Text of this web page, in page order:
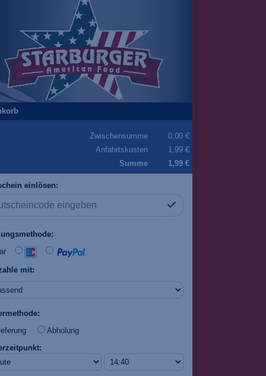
Zwischensumme
0,00 €
Anfahrtskosten
1,99 €
Summe
1,99 €
einlösen:
mit:
Abholung